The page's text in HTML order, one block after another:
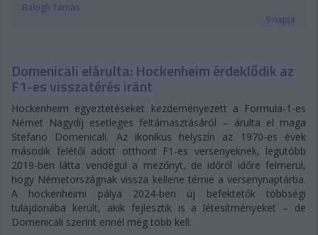
Balogh Tamás
9 napja
Domenicali elárulta: Hockenheim érdeklődik az
F1-es visszatérés iránt
Hockenheim egyeztetéseket kezdeményezett a Formula-1-es
Német Nagydíj esetleges feltámasztásáról – árulta el maga
Stefano Domenicali. Az ikonikus helyszín az 1970-es évek
második felétől adott otthont F1-es versenyeknek, legutóbb
2019-ben látta vendégül a mezőnyt, de időről időre felmerül,
hogy Németországnak vissza kellene térnie a versenynaptárba.
A hockenheimi pálya 2024-ben új befektetők többségi
tulajdonába került, akik fejlesztik is a létesítményeket – de
Domenicali szerint ennél még több kell: